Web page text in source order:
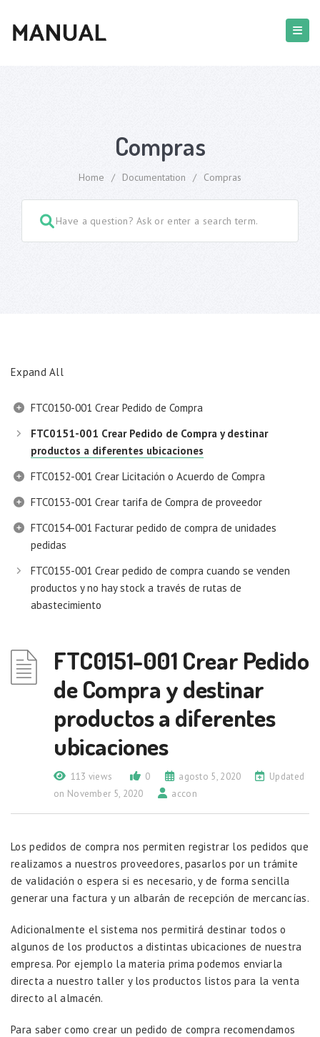
Compras
Home / Documentation / Compras
Expand All
FTC0150-001 Crear Pedido de Compra
FTC0151-001 Crear Pedido de Compra y destinar
productos a diferentes ubicaciones
FTC0152-001 Crear Licitación o Acuerdo de Compra
FTC0153-001 Crear tarifa de Compra de proveedor
FTC0154-001 Facturar pedido de compra de unidades
pedidas
FTC0155-001 Crear pedido de compra cuando se venden
productos y no hay stock a través de rutas de
abastecimiento
FTC0151-001 Crear Pedido
de Compra y destinar
productos a diferentes
ubicaciones
113 views 0 agosto 5, 2020
Updated
on November 5, 2020
accon
Los pedidos de compra nos permiten registrar los pedidos que
realizamos a nuestros proveedores, pasarlos por un trámite
de validación o espera si es necesario, y de forma sencilla
generar una factura y un albarán de recepción de mercancías.
Adicionalmente el sistema nos permitirá destinar todos o
algunos de los productos a distintas ubicaciones de nuestra
empresa. Por ejemplo la materia prima podemos enviarla
directa a nuestro taller y los productos listos para la venta
directo al almacén.
Para saber como crear un pedido de compra recomendamos